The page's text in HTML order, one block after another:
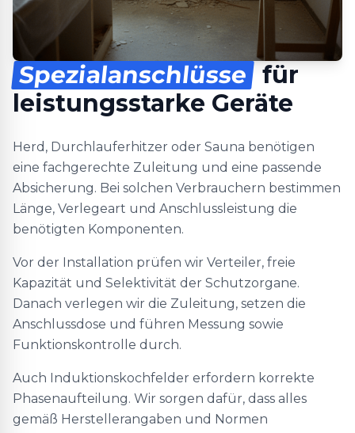
Spezialanschlüsse für
leistungsstarke Geräte
Herd, Durchlauferhitzer oder Sauna benötigen
eine fachgerechte Zuleitung und eine passende
Absicherung. Bei solchen Verbrauchern bestimmen
Länge, Verlegeart und Anschlussleistung die
benötigten Komponenten.
Vor der Installation prüfen wir Verteiler, freie
Kapazität und Selektivität der Schutzorgane.
Danach verlegen wir die Zuleitung, setzen die
Anschlussdose und führen Messung sowie
Funktionskontrolle durch.
Auch Induktionskochfelder erfordern korrekte
Phasenaufteilung. Wir sorgen dafür, dass alles
gemäß Herstellerangaben und Normen